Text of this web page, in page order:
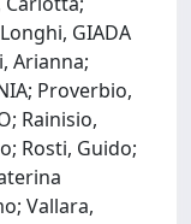
GIADA
Arianna;
Proverbio,
Rainisio,
Rosti, Guido;
Vallara,